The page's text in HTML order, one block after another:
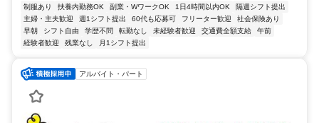
制服あり 扶養内勤務OK 副業・WワークOK 1日4時間以内OK
隔週シフト提出
主婦・主夫歓迎
週1シフト提出 60代も応募可 フリーター歓迎
社会保険あり
早朝
シフト自由 学歴不問 転勤なし 未経験者歓迎 交通費全額支給
午前
経験者歓迎
残業なし 月1シフト提出
アルバイト・パート